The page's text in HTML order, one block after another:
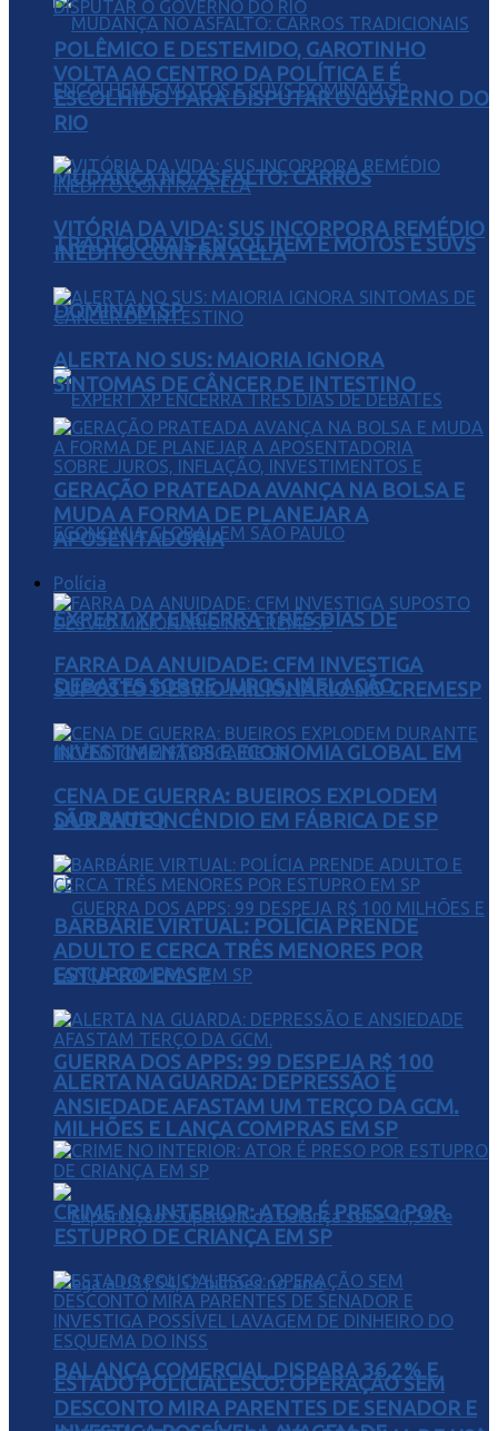
MUDANÇA NO ASFALTO: CARROS
TRADICIONAIS ENCOLHEM E MOTOS E SUVS
DOMINAM SP
EXPERT XP ENCERRA TRÊS DIAS DE
DEBATES SOBRE JUROS, INFLAÇÃO,
INVESTIMENTOS E ECONOMIA GLOBAL EM
SÃO PAULO
GUERRA DOS APPS: 99 DESPEJA R$ 100
MILHÕES E LANÇA COMPRAS EM SP
BALANÇA COMERCIAL DISPARA 36,2% E
POLÊMICO E DESTEMIDO, GAROTINHO
VOLTA AO CENTRO DA POLÍTICA E É
ESCOLHIDO PARA DISPUTAR O GOVERNO DO
RIO
VITÓRIA DA VIDA: SUS INCORPORA REMÉDIO
INÉDITO CONTRA A ELA
ALERTA NO SUS: MAIORIA IGNORA
SINTOMAS DE CÂNCER DE INTESTINO
GERAÇÃO PRATEADA AVANÇA NA BOLSA E
MUDA A FORMA DE PLANEJAR A
APOSENTADORIA
Polícia
FARRA DA ANUIDADE: CFM INVESTIGA
SUPOSTO DESVIO MILIONÁRIO NO CREMESP
CENA DE GUERRA: BUEIROS EXPLODEM
DURANTE INCÊNDIO EM FÁBRICA DE SP
BARBÁRIE VIRTUAL: POLÍCIA PRENDE
ADULTO E CERCA TRÊS MENORES POR
ESTUPRO EM SP
ALERTA NA GUARDA: DEPRESSÃO E
ANSIEDADE AFASTAM UM TERÇO DA GCM.
CRIME NO INTERIOR: ATOR É PRESO POR
ESTUPRO DE CRIANÇA EM SP
ESTADO POLICIALESCO: OPERAÇÃO SEM
DESCONTO MIRA PARENTES DE SENADOR E